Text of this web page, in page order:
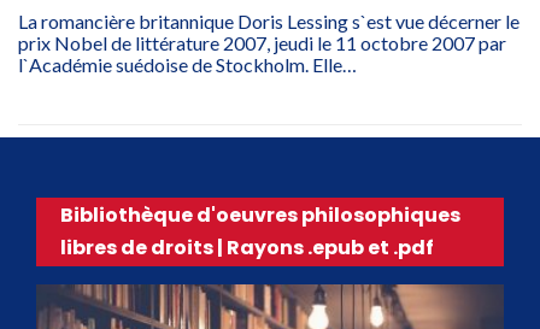
La romancière britannique Doris Lessing s`est vue décerner le
prix Nobel de littérature 2007, jeudi le 11 octobre 2007 par
l`Académie suédoise de Stockholm. Elle…
Bibliothèque d'oeuvres philosophiques
libres de droits | Rayons .epub et .pdf